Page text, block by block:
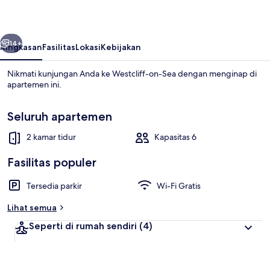
Berikutnya
14+
RingkasanFasilitasLokasiKebijakan
Nikmati kunjungan Anda ke Westcliff-on-Sea dengan menginap di
apartemen ini.
Seluruh apartemen
2 kamar tidur Kapasitas 6
Fasilitas populer
Tersedia parkir
Wi-Fi Gratis
Lihat semua
Seperti di rumah sendiri (4)